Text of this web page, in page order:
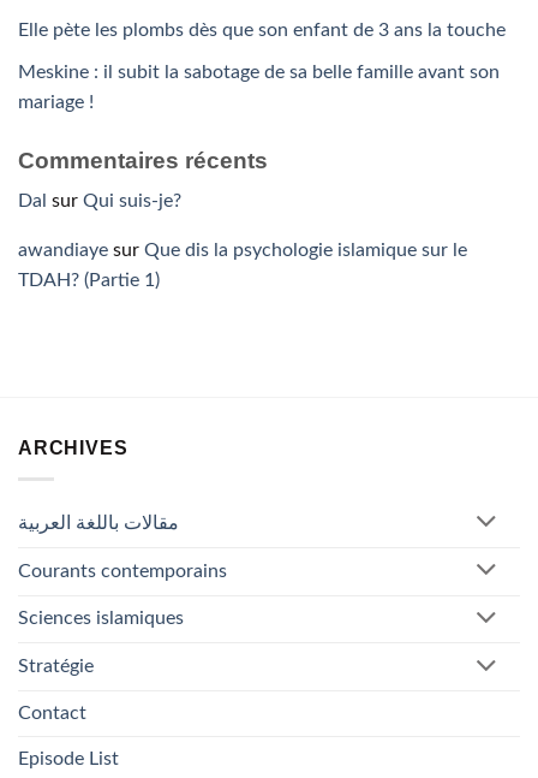
Elle pète les plombs dès que son enfant de 3 ans la touche
Meskine : il subit la sabotage de sa belle famille avant son
mariage !
Commentaires récents
Dal sur Qui suis-je?
awandiaye sur Que dis la psychologie islamique sur le
TDAH? (Partie 1)
ARCHIVES
مقالات باللغة العربية
Courants contemporains
Sciences islamiques
Stratégie
Contact
Episode List